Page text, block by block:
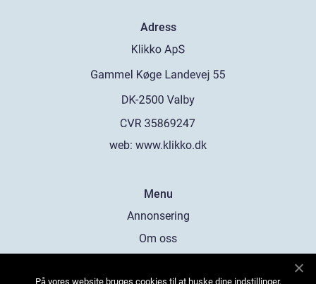
Adress
web: www.klikko.dk
Menu
Annonsering
Om oss
På vores website bruges cookies til at huske dine indstillinger,